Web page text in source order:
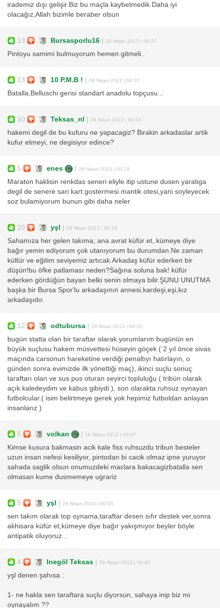
irademiz dışı gelişir.Biz bu maçla kaybetmedik.Daha iyi
olacağız,Allah bizimle beraber olsun
13 Bursasporlu16 | 28 Nisan 2013 | 00:37
Pintoyu samimi bulmuyorum hemen gitmeli..
13 10 P.M.B ! | 28 Nisan 2013 | 00:37
Batalla,Belluschi gerisi standart anadolu topçusu...
10 Teksas_nl | 28 Nisan 2013 | 00:33
hakemi degil de bu kufuru ne yapacagiz? Birakin arkadaslar artik
kufur etmeyi, ne degisiyor edince?
5 enes | 28 Nisan 2013 | 00:19
Maraton haklisin renkdas seneri eliyle itip ustune dusen yaratiga
degil de senere sari kart gostermesi mantik otesi,yani soyleyecek
soz bulamiyorum bunun gibi daha neler
10 yşl | 28 Nisan 2013 | 00:18
Sahamıza her gelen takıma; ana avrat küfür et, kümeye diye
bağır yemin ediyorum çok utanıyorum bu durumdan.Ne zaman
kültür ve eğitim seviyemiz artıcak.Arkadaş küfür ederken bir
düşün!bu öfke patlaması neden?Sağına soluna bak! küfür
ederken gördüğün bayan belki senin olmaya bilir.ŞUNU UNUTMA
başka bir Bursa Spor'lu arkadaşının annesi,kardeşi,eşi,kız
arkadaşıdır.
12 odtubursa | 28 Nisan 2013 | 00:15
bugün statta olan bir taraftar olarak yorumlarım bugünün en
büyük suçlusu hakem müsvettesi hüseyin göçek ( 2 yıl önce sivas
maçında carsonun hareketine verdiği penaltıyı hatırlayın, o
günden sonra evimizde ilk yönettiği maç), ikinci suçlu sonuç
taraftarı olan ve sus pus oturan seyirci topluluğu ( tribün olarak
açık kaledeydim ve kabus gibiydi ), son olarakta ruhsuz oynayan
futbolcular.( isim belirtmeye gerek yok hepimiz futboldan anlayan
insanlarız )
5 volkan | 28 Nisan 2013 | 00:07
Kimse kusura bakmasin acik kale fiss ruhsuzdu tribun besteler
uzun insan nefesi kesiliyor, pintodan bi cacik olmaz ipne yuruyor
sahada saglik olsun onumuzdeki maclara bakacagizbatalla sen
olmasan kume dusmemeye ugrariz
5 yşl | 28 Nisan 2013 | 00:05
sen takım olarak top oynama,taraftar desen sıfır destek ver,sonra
akhisara küfür et,kümeye diye bağır yakışmıyor beyler böyle
antipatik oluyoruz...
4 Inegöl Teksas | 28 Nisan 2013 | 00:05
yşl denen şahısa :
1- ne hakla sen taraftara suçlu diyorsun, sahaya inip biz mi
oynayalım ??